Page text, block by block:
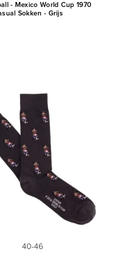
- Mexico World Cup 1970
Sokken - Grijs
40-46